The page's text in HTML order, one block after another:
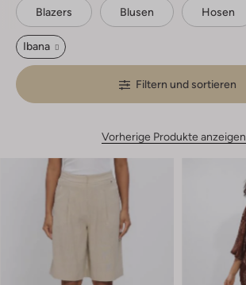
Blazers Blusen Hosen
Ibana
Filtern und sortieren
Vorherige Produkte anzeigen